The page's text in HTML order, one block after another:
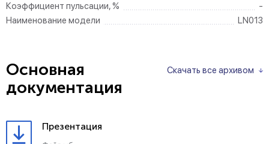
Коэффициент пульсации, %
-
Наименование модели
LN013
Скачать все архивом
Основная
документация
Презентация